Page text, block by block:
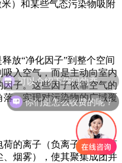
）和某些气态污染物吸附
放“净化因子”到整个空间
入空气，而是主动向室内
子。这些因子依靠空气的
，实现对污染物的广域覆
荷的离子（负离子）。负离
烟雾），使其聚集成团并
你们是怎么收费的呢？